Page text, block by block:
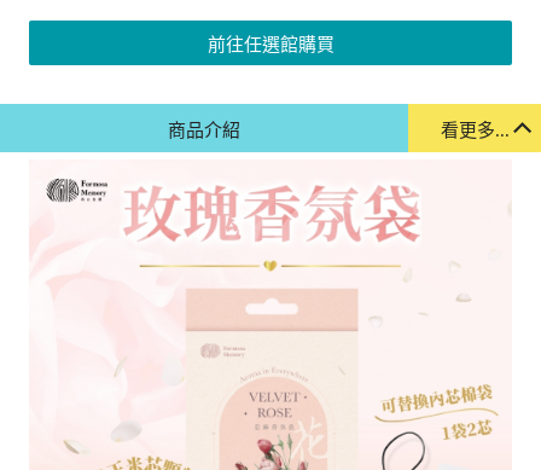
前往任選館購買
看更多...
商品介紹